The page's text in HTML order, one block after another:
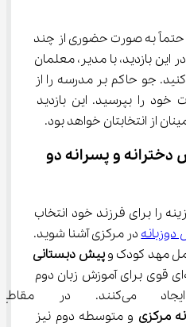
حتماً به صورت حضوری از چند
بازدید، با مدیر، معلمان
جو حاکم بر مدرسه را از
را بپرسید. این بازدید
از انتخابتان خواهد بود.
دخترانه و پسرانه دو
را برای فرزند خود انتخاب
در مرکزی آشنا شوید.
مهد کودک و پیش دبستانی
است که پایه‌ای قوی برای آموزش زبان دوم
بعدی مانند
مرکزی و متوسطه دوم نیز